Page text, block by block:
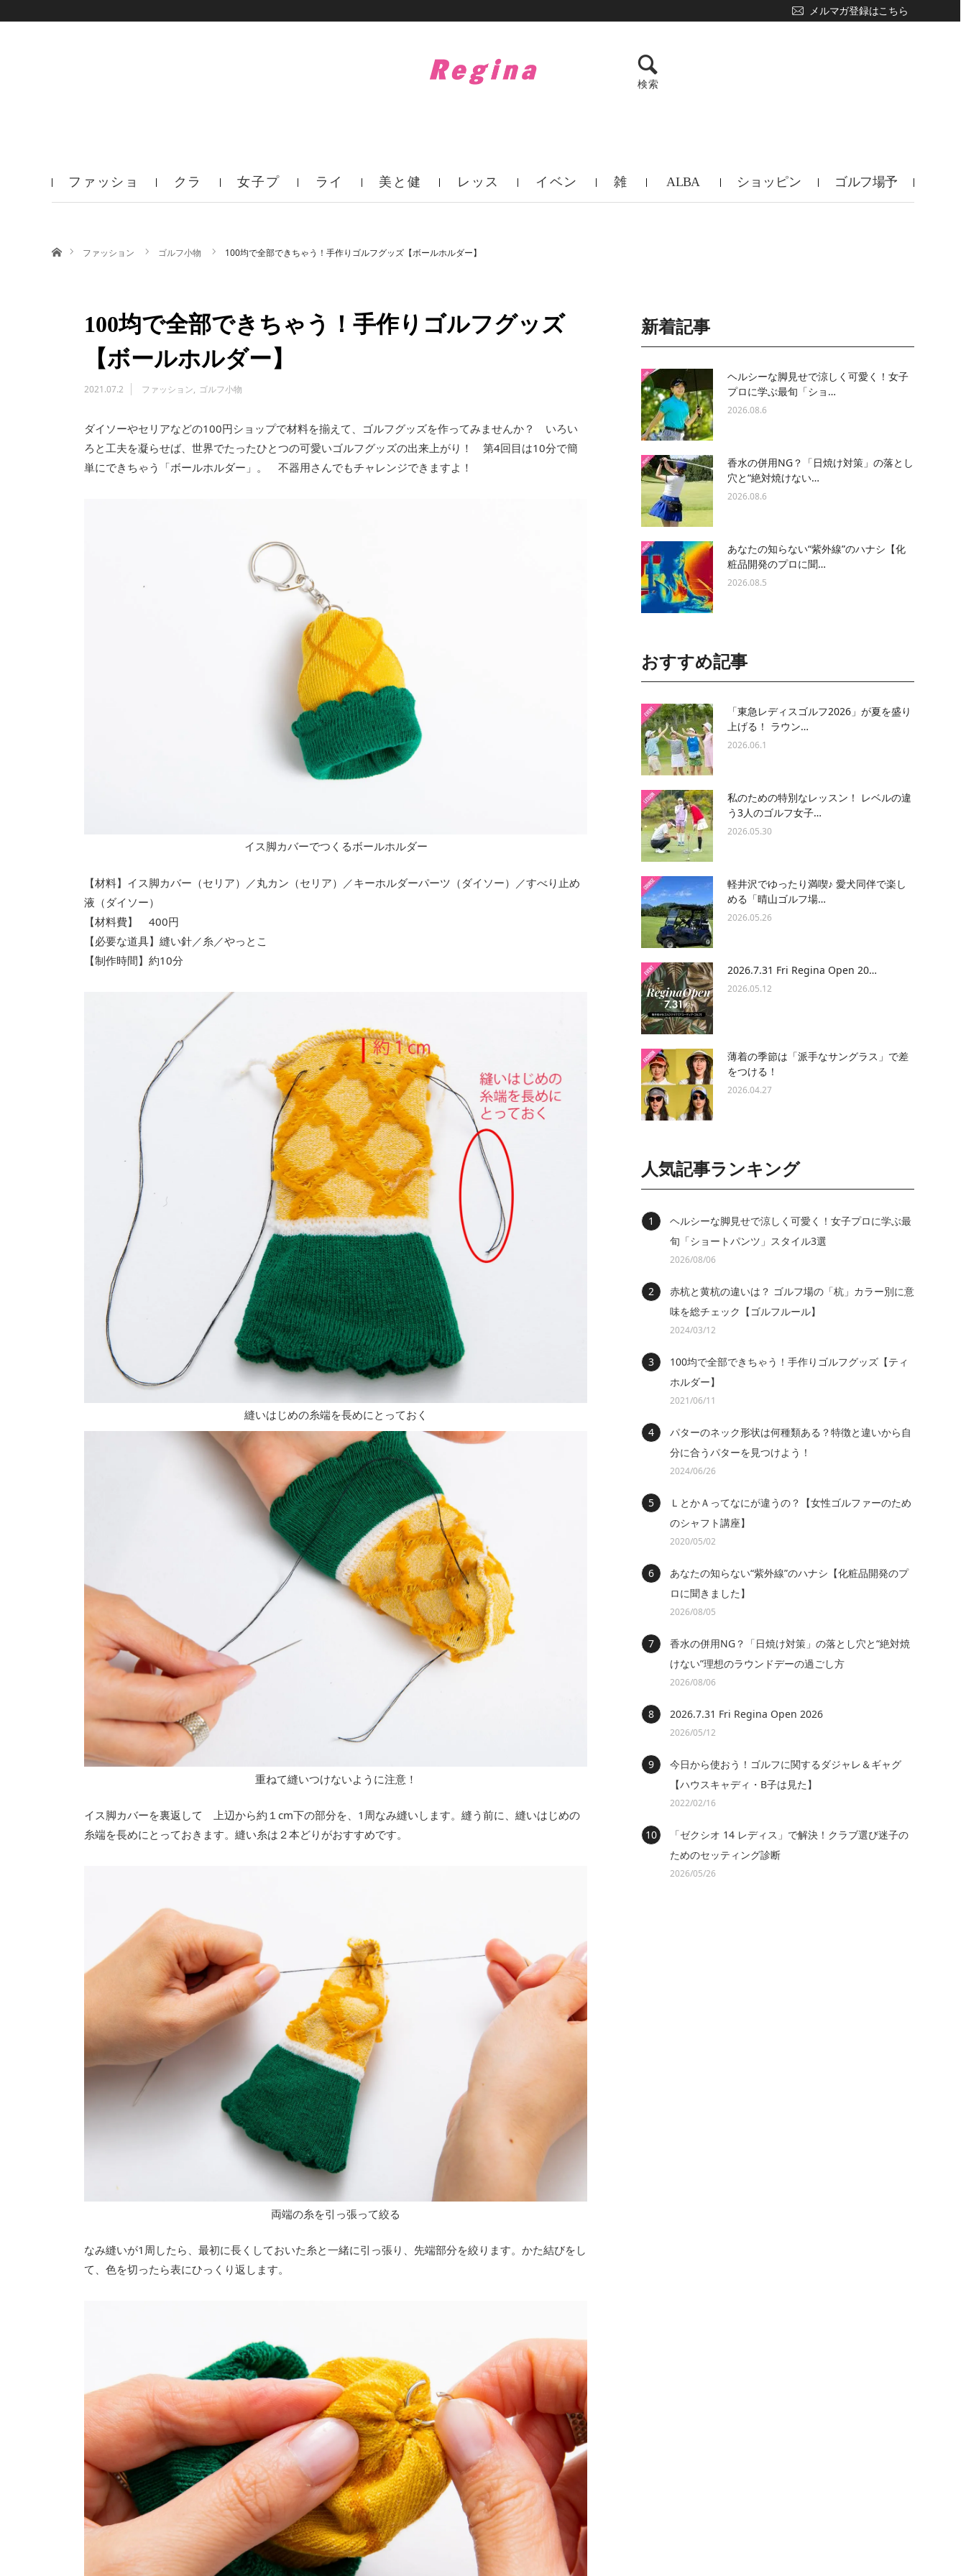
ファッショ クラ 女子プ ライ 美と健 レッス イベン 雑 ALBA ショッピン ゴルフ場予
メルマガ登録はこちら
検索
ホームファッション ゴルフ小物 100均で全部できちゃう！手作りゴルフグッズ【ボールホルダー】
100均で全部できちゃう！手作りゴルフグッズ
【ボールホルダー】
2021.07.2 ファッション ゴルフ小物
ダイソーやセリアなどの100円ショップで材料を揃えて、ゴルフグッズを作ってみませんか？ いろい
ろと工夫を凝らせば、世界でたったひとつの可愛いゴルフグッズの出来上がり！ 第4回目は10分で簡
単にできちゃう「ボールホルダー」。 不器用さんでもチャレンジできますよ！
イス脚カバーでつくるボールホルダー
【材料】イス脚カバー（セリア）／丸カン（セリア）／キーホルダーパーツ（ダイソー）／すべり止め
液（ダイソー）
【材料費】 400円
【必要な道具】縫い針／糸／やっとこ
【制作時間】約10分
縫いはじめの糸端を長めにとっておく
重ねて縫いつけないように注意！
イス脚カバーを裏返して 上辺から約１cm下の部分を、1周なみ縫いします。縫う前に、縫いはじめの
糸端を長めにとっておきます。縫い糸は２本どりがおすすめです。
両端の糸を引っ張って絞る
なみ縫いが1周したら、最初に長くしておいた糸と一緒に引っ張り、先端部分を絞ります。かた結びをし
て、色を切ったら表にひっくり返します。
新着記事
ヘルシーな脚見せで涼しく可愛く！女子
プロに学ぶ最旬「ショ…
2026.08.6
香水の併用NG？「日焼け対策」の落とし
穴と“絶対焼けない…
2026.08.6
あなたの知らない“紫外線”のハナシ【化
粧品開発のプロに聞…
2026.08.5
おすすめ記事
「東急レディスゴルフ2026」が夏を盛り
上げる！ ラウン…
2026.06.1
私のための特別なレッスン！ レベルの違
う3人のゴルフ女子…
2026.05.30
軽井沢でゆったり満喫♪ 愛犬同伴で楽し
める「晴山ゴルフ場…
2026.05.26
2026.7.31 Fri Regina Open 20…
2026.05.12
薄着の季節は「派手なサングラス」で差
をつける！
2026.04.27
人気記事ランキング
ヘルシーな脚見せで涼しく可愛く！女子プロに学ぶ最
旬「ショートパンツ」スタイル3選
2026/08/06
赤杭と黄杭の違いは？ ゴルフ場の「杭」カラー別に意
味を総チェック【ゴルフルール】
2024/03/12
100均で全部できちゃう！手作りゴルフグッズ【ティ
ホルダー】
2021/06/11
パターのネック形状は何種類ある？特徴と違いから自
分に合うパターを見つけよう！
2024/06/26
ＬとかＡってなにが違うの？【女性ゴルファーのため
のシャフト講座】
2020/05/02
あなたの知らない“紫外線”のハナシ【化粧品開発のプ
ロに聞きました】
2026/08/05
香水の併用NG？「日焼け対策」の落とし穴と“絶対焼
けない”理想のラウンドデーの過ごし方
2026/08/06
2026.7.31 Fri Regina Open 2026
2026/05/12
今日から使おう！ゴルフに関するダジャレ＆ギャグ
【ハウスキャディ・B子は見た】
2022/02/16
「ゼクシオ 14 レディス」で解決！クラブ選び迷子の
ためのセッティング診断
2026/05/26